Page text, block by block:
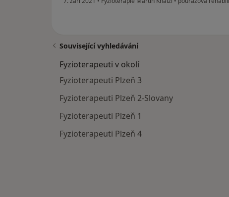
Související vyhledávání
Fyzioterapeuti v okolí
Fyzioterapeuti Plzeň 3
Fyzioterapeuti Plzeň 2-Slovany
Fyzioterapeuti Plzeň 1
Fyzioterapeuti Plzeň 4